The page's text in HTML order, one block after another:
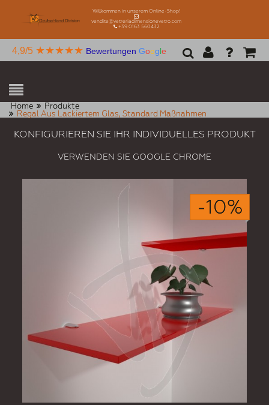
Willkommen in unserem Online-Shop!
vendite@vetreriadimensionevetro.com
+39 0163 560432
4,9/5 ★★★★★ Bewertungen Google
Home
Produkte
Regal Aus Lackiertem Glas, Standard Maßnahmen
KONFIGURIEREN SIE IHR INDIVIDUELLES PRODUKT
VERWENDEN SIE GOOGLE CHROME
-10%